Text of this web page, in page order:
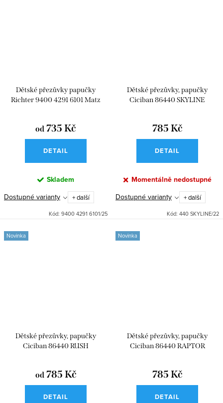
Dětské přezůvky papučky
Richter 9400 4291 6101 Matz
od 735 Kč
DETAIL
Skladem
Dostupné varianty + další
Kód: 9400 4291 6101/25
Dětské přezůvky, papučky
Ciciban 86440 SKYLINE
785 Kč
DETAIL
Momentálně nedostupné
Dostupné varianty + další
Kód: 440 SKYLINE/22
Novinka
Dětské přezůvky, papučky
Ciciban 86440 RUSH
od 785 Kč
DETAIL
Novinka
Dětské přezůvky, papučky
Ciciban 86440 RAPTOR
785 Kč
DETAIL